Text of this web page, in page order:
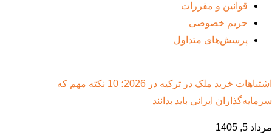
قوانین و مقررات
حریم خصوصی
پرسش‌های متداول
اشتباهات خرید ملک در ترکیه در 2026؛ 10 نکته مهم که
سرمایه‌گذاران ایرانی باید بدانند
مرداد 5, 1405